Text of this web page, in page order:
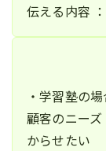
伝える内容
・学習塾の
顧客のニー
からせたい